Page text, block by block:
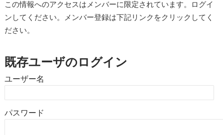
この情報へのアクセスはメンバーに限定されています。ログイ
ンしてください。メンバー登録は下記リンクをクリックしてく
ださい。
既存ユーザのログイン
ユーザー名
パスワード